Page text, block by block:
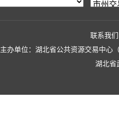
联系我们
主办单位：湖北省公共资源交易中心
湖北省